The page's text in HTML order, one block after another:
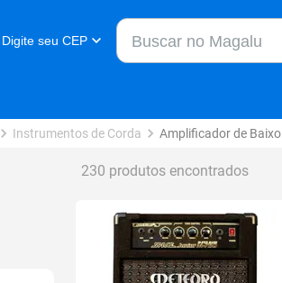
Digite seu CEP
Buscar no Magalu
Instrumentos de Corda Amplificador de Baixo
230 produtos encontrados